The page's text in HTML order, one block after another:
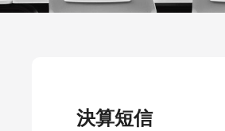
決算短信